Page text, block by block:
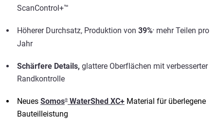
ScanControl+™
Höherer Durchsatz, Produktion von 39%*
mehr Teilen pro
Jahr
Schärfere Details, glattere Oberflächen mit verbesserter
Randkontrolle
Neues Somos® WaterShed XC+ Material für überlegene
Bauteilleistung